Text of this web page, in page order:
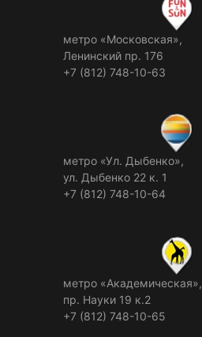
метро «Московская»,
Ленинский пр. 176
+7 (812) 748-10-63
метро «Ул. Дыбенко»,
ул. Дыбенко 22 к. 1
+7 (812) 748-10-64
метро «Академическая»,
пр. Науки 19 к.2
+7 (812) 748-10-65